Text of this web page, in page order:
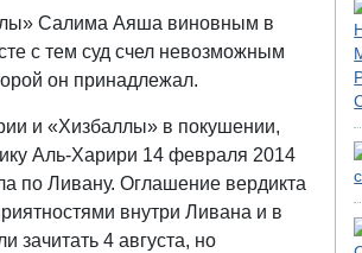
Салима Аяша виновным в
с тем суд счел невозможным
он принадлежал.
и «Хизбаллы» в покушении,
Аль-Харири 14 февраля 2014
по Ливану. Оглашение вердикта
внутри Ливана и в
зачитать 4 августа, но